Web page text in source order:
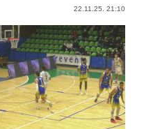
22.11.25. 21:10